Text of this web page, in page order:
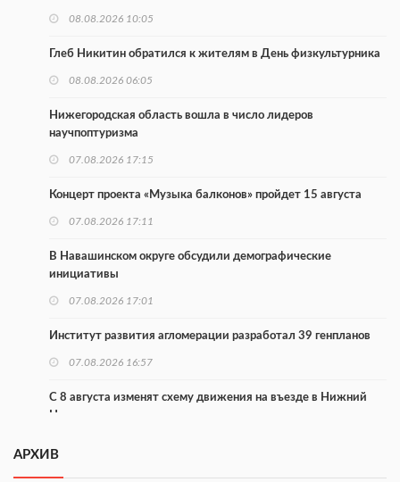
08.08.2026 10:05
Глеб Никитин обратился к жителям в День физкультурника
08.08.2026 06:05
Нижегородская область вошла в число лидеров
научпоптуризма
07.08.2026 17:15
Концерт проекта «Музыка балконов» пройдет 15 августа
07.08.2026 17:11
В Навашинском округе обсудили демографические
инициативы
07.08.2026 17:01
Институт развития агломерации разработал 39 генпланов
07.08.2026 16:57
С 8 августа изменят схему движения на въезде в Нижний
Новгород
В Нижегородской области прошло заседание АТК и
АРХИВ